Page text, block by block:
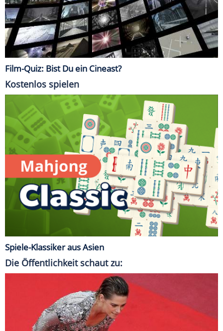
Film-Quiz: Bist Du ein Cineast?
Kostenlos spielen
Spiele-Klassiker aus Asien
Die Öffentlichkeit schaut zu: